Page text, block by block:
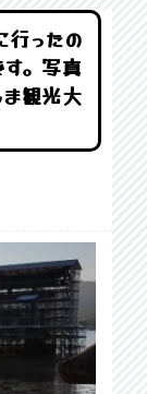
ったの
す。写真
観光大